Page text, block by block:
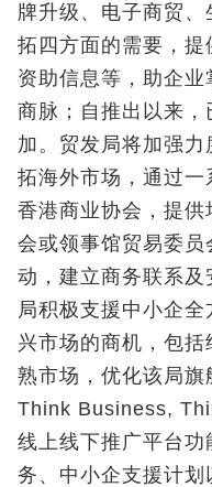
牌升级、电子商贸
拓四方面的需要，
资助信息等，助企
商脉；自推出以来
加。贸发局将加强
拓海外市场，通过
香港商业协会，提
会或领事馆贸易委
动，建立商务联系
局积极支援中小企
兴市场的商机，包
熟市场，优化该局旗
Think Business,
线上线下推广平台功
务、中小企支援计